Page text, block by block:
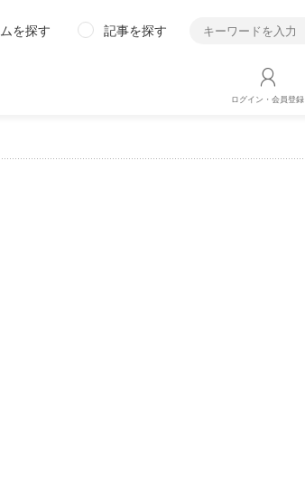
を探す 記事を探す
ログイン・会員登録